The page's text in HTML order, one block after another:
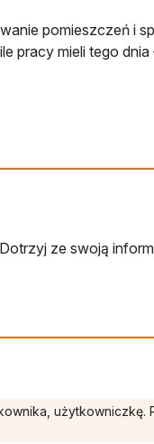
pomieszczeń i
pracy mieli tego
ze swoją
użytkowniczkę.